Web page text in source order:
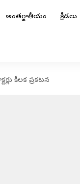
అంతర్జాతీయం క్రీడలు
కీలక ప్రకటన